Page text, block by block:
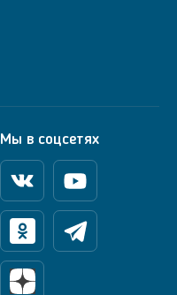
Мы в соцсетях
ВконтактеYoutube
ОдноклассникиТелеграм
Яндекс Дзен